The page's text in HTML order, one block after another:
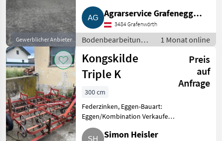
Gewerblicher Anbieter
Bauart: Eggen/Kombination
Gebrauchte Kongskilde
Kombination. Hydr. klappbar
mit Beleuchtung. Automatische
Transportver
Agrarservice Grafenegg
Gmbh3484 Grafenwörth
Bodenbearbeitung /
Eggen
1 Monat online
Kongskilde
Triple K
Preis
auf
Anfrage
300 cm
Federzinken, Eggen-Bauart:
Eggen/Kombination Verkaufe
hiermit meine Kongskilde Triple
K aufgrund von Nichtgebrauch.
Simon Heisler